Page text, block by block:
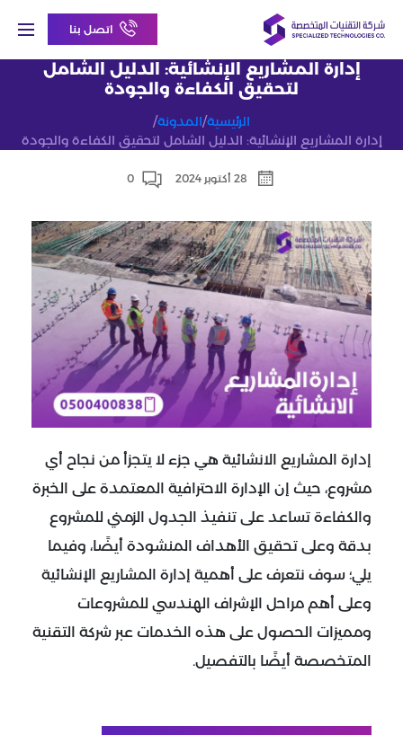
اتصل بنا
إدارة المشاريع الإنشائية: الدليل الشامل
لتحقيق الكفاءة والجودة
الرئيسية/المدونة/
إدارة المشاريع الإنشائية: الدليل الشامل لتحقيق الكفاءة والجودة
28 أكتوبر 2024 0
إدارة المشاريع الانشائية هي جزء لا يتجزأ من نجاح أي
مشروع، حيث إن الإدارة الاحترافية المعتمدة على الخبرة
والكفاءة تساعد على تنفيذ الجدول الزمني للمشروع
بدقة وعلى تحقيق الأهداف المنشودة أيضًا، وفيما
يلي؛ سوف نتعرف على أهمية إدارة المشاريع الإنشائية
وعلى أهم مراحل الإشراف الهندسي للمشروعات
ومميزات الحصول على هذه الخدمات عبر شركة التقنية
المتخصصة أيضًا بالتفصيل.